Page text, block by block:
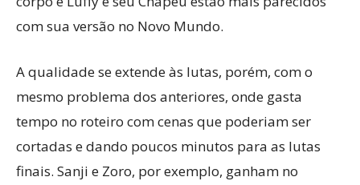
com sua versão no Novo Mundo.
A qualidade se extende às lutas, porém, com o
mesmo problema dos anteriores, onde gasta
tempo no roteiro com cenas que poderiam ser
cortadas e dando poucos minutos para as lutas
finais. Sanji e Zoro, por exemplo, ganham no